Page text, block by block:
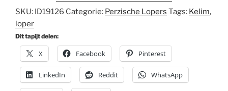
SKU: ID19126 Categorie: Perzische Lopers Tags: Kelim,
loper
Dit tapijt delen:
X Facebook Pinterest
LinkedIn Reddit WhatsApp